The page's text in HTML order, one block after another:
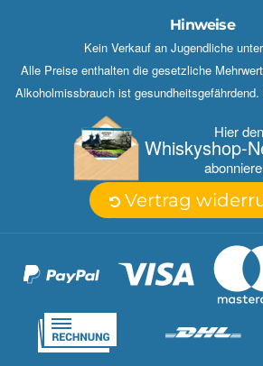
Hinweise
Kein Verkauf an Jugendliche
Alle Preise enthalten die gesetzliche
Alkoholmissbrauch ist
Hier den
Whisky­shop-
Vertrag